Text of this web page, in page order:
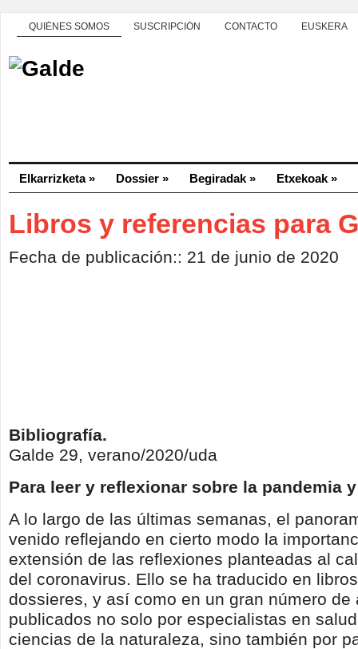
QUIÉNES SOMOS SUSCRIPCIÓN CONTACTO EUSKERA
Elkarrizketa» Dossier » Begiradak » Etxekoak »
Libros y referencias para
Fecha de publicación:: 21 de junio de 2020
Bibliografía.
Galde 29, verano/2020/uda
Para leer y reflexionar sobre la pandemia
A lo largo de las últimas semanas, el
venido reflejando en cierto modo la
extensión de las reflexiones planteadas al
del coronavirus. Ello se ha traducido en
dossieres, y así como en un gran número de
publicados no solo por especialistas en
ciencias de la naturaleza, sino también por